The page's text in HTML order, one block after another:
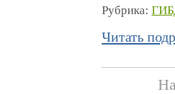
Рубрика:
Читать